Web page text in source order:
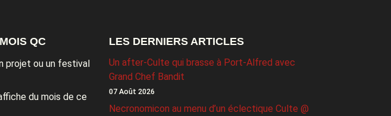
QC
projet ou un festival
du mois de ce
LES DERNIERS ARTICLES
Un after-Culte qui brasse à Port-Alfred avec
Grand Chef Bandit
07 Août 2026
Necronomicon au menu d’un éclectique Culte @